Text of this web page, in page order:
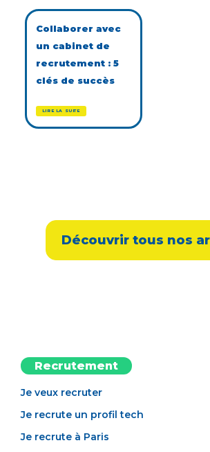
Collaborer avec
un cabinet de
recrutement : 5
clés de succès
LIRE LA SUITE
Découvrir tous nos
Recrutement
Je veux recruter
Je recrute un profil tech
Je recrute à Paris